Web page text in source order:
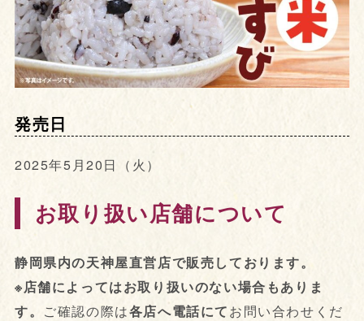
発売日
2025年5月20日（火）
お取り扱い店舗について
静岡県内の天神屋直営店で販売しております。
※店舗によってはお取り扱いのない場合もありま
す。 ご確認の際は各店へ電話にてお問い合わせくだ